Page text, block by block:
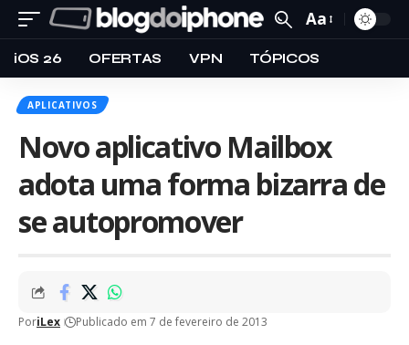
Aa
iOS 26 OFERTAS VPN TÓPICOS
APLICATIVOS
Novo aplicativo Mailbox
adota uma forma bizarra de
se autopromover
PoriLex Publicado em 7 de fevereiro de 2013